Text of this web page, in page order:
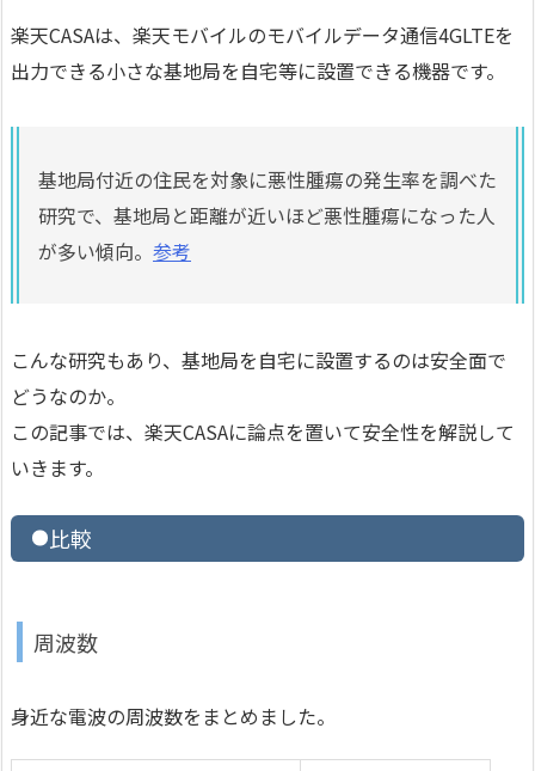
楽天CASAは、楽天モバイルのモバイルデータ通信4GLTEを
出力できる小さな基地局を自宅等に設置できる機器です。
基地局付近の住民を対象に悪性腫瘍の発生率を調べた
研究で、基地局と距離が近いほど悪性腫瘍になった人
が多い傾向。 参考
こんな研究もあり、基地局を自宅に設置するのは安全面で
どうなのか。
この記事では、楽天CASAに論点を置いて安全性を解説して
いきます。
比較
周波数
身近な電波の周波数をまとめました。